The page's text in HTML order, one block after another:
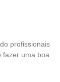
profissionais
fazer uma boa